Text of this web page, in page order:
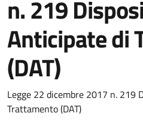
n. 219
Anticipate di
(DAT)
Legge 22 dicembre 2017 n. 219
Trattamento (DAT)